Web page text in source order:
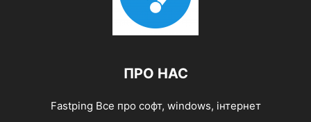
ПРО НАС
Fastping Все про софт, windows, інтернет